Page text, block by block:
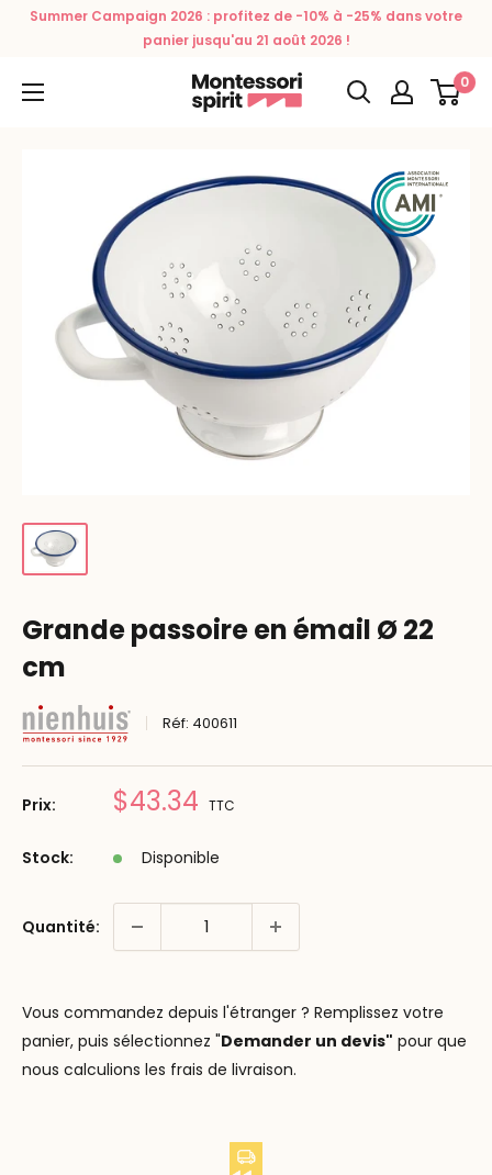
PasserSummer Campaign 2026 : profitez de -10% à -25% dans votre
panier jusqu'au 21 août 2026 !
Montessori
Spirit
0
Grande passoire en émail Ø 22
cm
Réf: 400611
Prix: Prix
$43.34 TTC
Stock: Disponible
Quantité:
Vous commandez depuis l'étranger ? Remplissez votre
panier, puis sélectionnez "Demander un devis" pour que
nous calculions les frais de livraison.